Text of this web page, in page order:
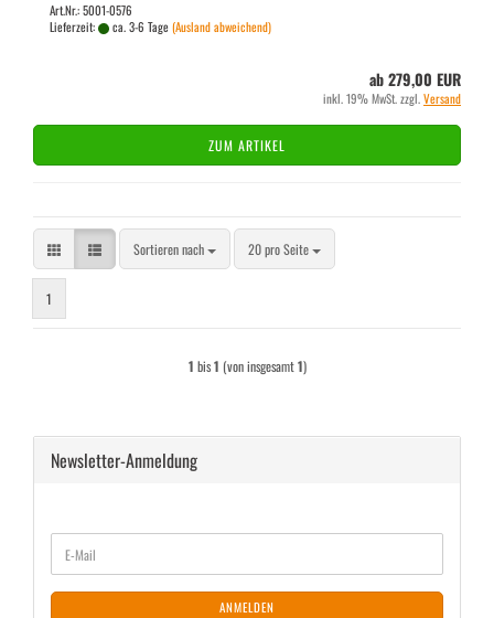
Art.Nr.: 5001-0576
Lieferzeit:
ca. 3-6 Tage(Ausland abweichend)
ab 279,00 EUR
inkl. 19% MwSt. zzgl.Versand
ZUM ARTIKEL
Sortieren nach
Sortieren nach 20 pro Seite
pro Seite
1
1 bis1 (von insgesamt1)
Newsletter-Anmeldung
ZUR
NEWSLETTER-
ANMELDUNG
E-
Mail
ANMELDEN